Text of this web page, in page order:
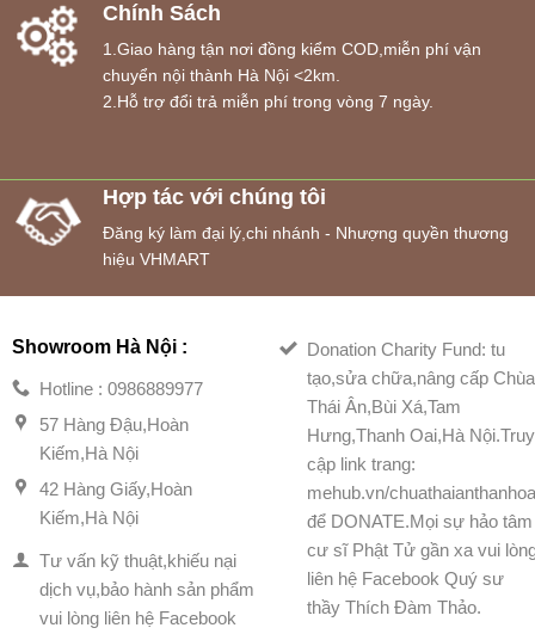
Chính Sách
1.Giao hàng tận nơi đồng kiểm COD,miễn phí vận
chuyển nội thành Hà Nội <2km.
2.Hỗ trợ đổi trả miễn phí trong vòng 7 ngày.
Hợp tác với chúng tôi
Đăng ký làm đại lý,chi nhánh - Nhượng quyền thương
hiệu VHMART
Showroom Hà Nội :
Hotline : 0986889977
57 Hàng Đậu,Hoàn
Kiếm,Hà Nội
42 Hàng Giấy,Hoàn
Kiếm,Hà Nội
Tư vấn kỹ thuật,khiếu nại
dịch vụ,bảo hành sản phẩm
vui lòng liên hệ Facebook
Donation Charity Fund: tu
tạo,sửa chữa,nâng cấp Chùa
Thái Ân,Bùi Xá,Tam
Hưng,Thanh Oai,Hà Nội.Truy
cập link trang:
mehub.vn/
để DONATE.Mọi sự hảo tâm
cư sĩ Phật Tử gần xa vui
liên hệ Facebook Quý sư
thầy Thích Đàm Thảo.